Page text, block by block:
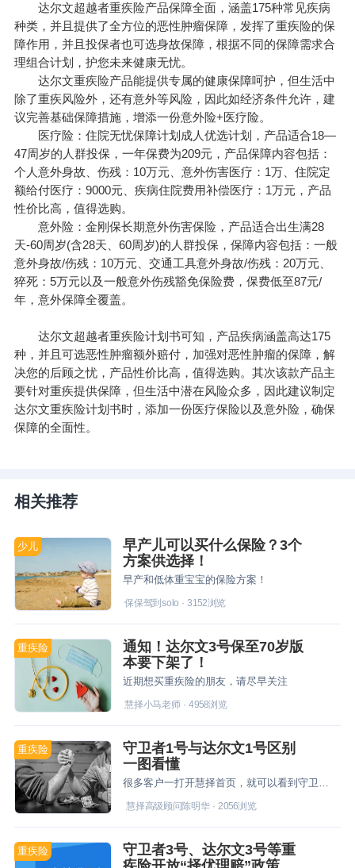
达尔文超越者重疾险产品保障全面，涵盖175种常见疾病
种类，并且提供了全方位的恶性肿瘤保障，发挥了重疾险的保
障作用，并且投保者也可选身故保障，根据不同的保障需求合
理组合计划，护您未来健康无忧。
达尔文重疾险产品能提供专属的健康保障呵护，但生活中
除了重疾风险外，还有意外等风险，因此如经济条件允许，建
议完善基础保障措施，增添一份意外险+医疗险。
医疗险：住院无忧保障计划成人优选计划，产品适合18—
47周岁的人群投保，一年保费为209元，产品保障内容包括：
个人意外身故、伤残：10万元、意外伤害医疗：1万、住院定
额给付医疗：9000元、疾病住院费用补偿医疗：1万元，产品
性价比高，值得选购。
意外险：金刚保长期意外伤害保险，产品适合出生满28
天-60周岁(含28天、60周岁)的人群投保，保障内容包括：一般
意外身故/伤残：10万元、交通工具意外身故/伤残：20万元、
猝死：5万元以及一般意外伤残豁免保险费，保费低至87元/
年，意外保障全覆盖。
达尔文超越者重疾险计划书可知，产品疾病涵盖高达175
种，并且可选恶性肿瘤额外赔付，加强对恶性肿瘤的保障，解
决您的后顾之忧，产品性价比高，值得选购。其次该款产品主
要针对重疾提供保障，但生活中潜在风险众多，因此建议制定
达尔文重疾险计划书时，添加一份医疗保险以及意外险，确保
保障的全面性。
相关推荐
少儿
早产儿可以买什么保险？3个
方案供选择！
早产和低体重宝宝的保险方案！
保保驾到solo · 3152浏览
重疾险
通知！达尔文3号保至70岁版
本要下架了！
近期想买重疾险的朋友，请尽早关注
慧择小马老师· 4958浏览
重疾险
守卫者1号与达尔文1号区别
一图看懂
很多客户一打开慧择首页，就可以看到守卫者和达尔文的“美貌”，没错，这两款是慧择的当家花旦，最多客户青睐的重疾险，今天我就来跟大家说说这两款产品的区别在哪里。
慧择高级顾问陈明华· 2056浏览
重疾险
守卫者3号、达尔文3号等重